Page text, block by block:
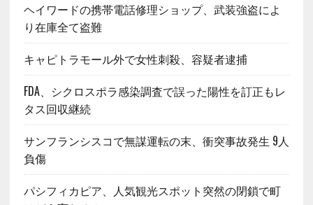
ヘイワードの携帯電話修理ショップ、武装強盗によ
り在庫全て盗難
キャピトラモール外で女性刺殺、容疑者逮捕
FDA、シクロスポラ感染調査で誤った陽性を訂正もレ
タス回収継続
サンフランシスコで無謀運転の末、衝突事故発生 9人
負傷
パシフィカピア、人気観光スポット突然の閉鎖で町